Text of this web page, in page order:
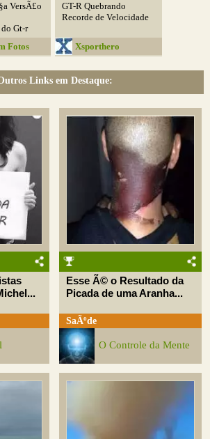
VersÃ£o
Gt-r
Fotos
GT-R Quebrando
Recorde de Velocidade
Xsporthero
Links em Destaque:
Esse Ã© o Resultado da
Picada de uma Aranha...
SaÃºde
O Controle da Mente